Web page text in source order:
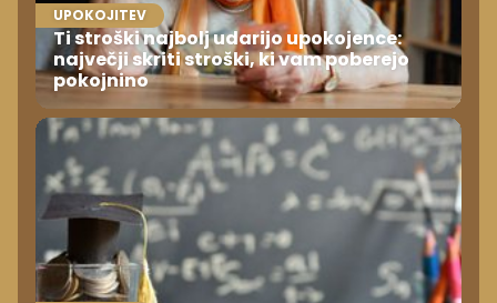
UPOKOJITEV
Ti stroški najbolj udarijo upokojence:
največji skriti stroški, ki vam poberejo
pokojnino